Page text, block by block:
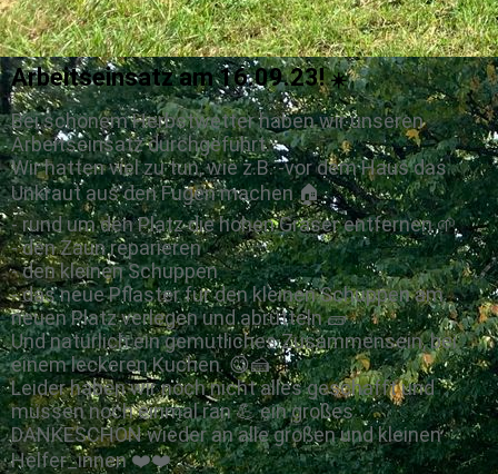
Arbeitseinsatz am 16.09.23!☀️
Bei schönem Herbstwetter haben wir unseren
Arbeitseinsatz durchgeführt.
Wir hatten viel zu tun, wie z.B. -vor dem Haus das
Unkraut aus den Fugen machen 🏠
- rund um den Platz die hohen Gräser entfernen 🌱
- den Zaun reparieren
- den kleinen Schuppen
- das neue Pflaster für den kleinen Schuppen am
neuen Platz verlegen und abrütteln 🧱
Und natürlich ein gemütliches Zusammensein, bei
einem leckeren Kuchen. 😋🍰
Leider haben wir noch nicht alles geschafft und
müssen noch einmal ran 💪 ein großes
DANKESCHÖN wieder an alle großen und kleinen
Helfer_innen ❤️❤️